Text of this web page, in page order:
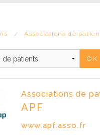
Associations de
Associations de
APF
www.apf.asso.fr